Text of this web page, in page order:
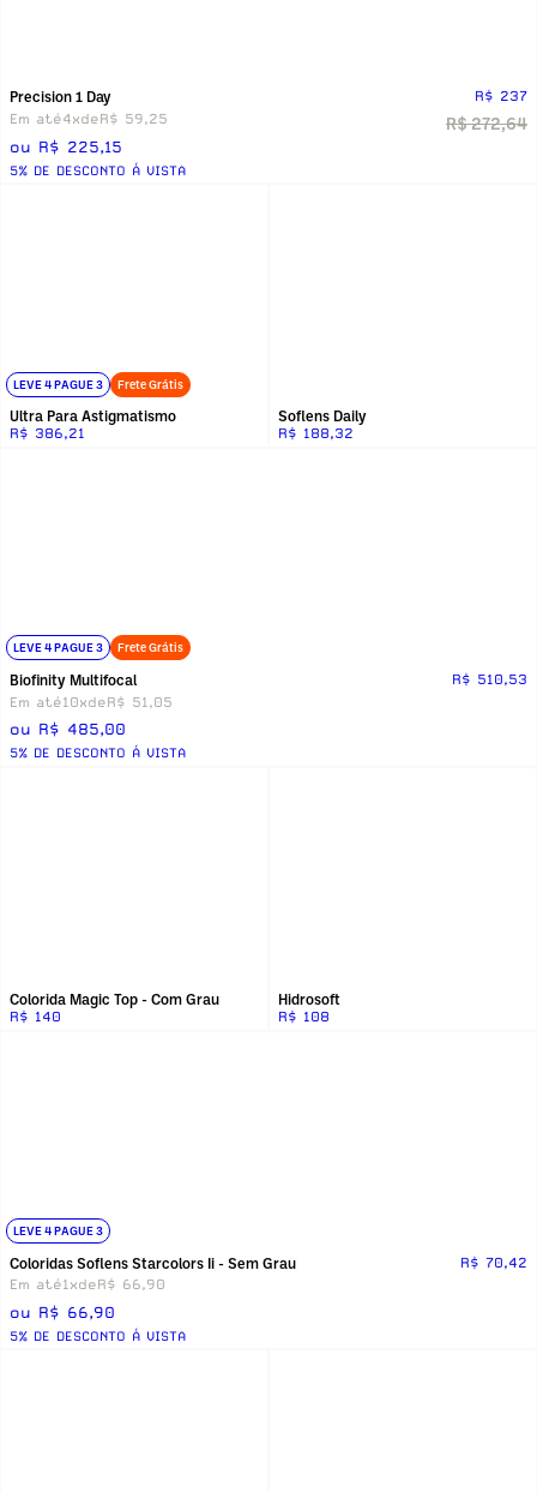
Precision 1 Day
R$ 237
Em até4xdeR$ 59,25
ou R$ 225,15
5% DE DESCONTO Á VISTA
R$ 272,64
LEVE 4 PAGUE 3 Frete Grátis
Ultra Para Astigmatismo
R$ 386,21
Soflens Daily
R$ 188,32
LEVE 4 PAGUE 3 Frete Grátis
Biofinity Multifocal
R$ 510,53
Em até10xdeR$ 51,05
ou R$ 485,00
5% DE DESCONTO Á VISTA
Colorida Magic Top - Com Grau
R$ 140
Hidrosoft
R$ 108
LEVE 4 PAGUE 3
Coloridas Soflens Starcolors Ii - Sem Grau
R$ 70,42
Em até1xdeR$ 66,90
ou R$ 66,90
5% DE DESCONTO Á VISTA